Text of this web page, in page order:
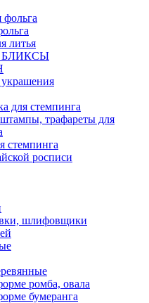
фольга
литья
БЛИКСЫ
для стемпинга
трафареты для
стемпинга
росписи
шлифовщики
ромба, овала
бумеранга